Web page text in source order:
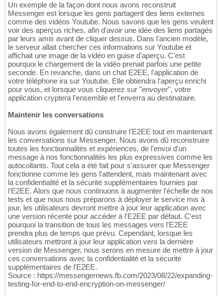
Un exemple de la façon dont nous avons reconstruit
Messenger est lorsque les gens partagent des liens externes
comme des vidéos Youtube. Nous savons que les gens veulent
voir des aperçus riches, afin d'avoir une idée des liens partagés
par leurs amis avant de cliquer dessus. Dans l'ancien modèle,
le serveur allait chercher ces informations sur Youtube et
affichait une image de la vidéo en guise d'aperçu. C'est
pourquoi le chargement de la vidéo prenait parfois une petite
seconde. En revanche, dans un chat E2EE, l'application de
votre téléphone ira sur Youtube. Elle obtiendra l'aperçu enrichi
pour vous, et lorsque vous cliquerez sur "envoyer", votre
application cryptera l'ensemble et l'enverra au destinataire.
Maintenir les conversations
Nous avons également dû construire l'E2EE tout en maintenant
les conversations sur Messenger. Nous avons dû reconstruire
toutes les fonctionnalités et expériences, de l'envoi d'un
message à nos fonctionnalités les plus expressives comme les
autocollants. Tout cela a été fait pour s'assurer que Messenger
fonctionne comme les gens l'attendent, mais maintenant avec
la confidentialité et la sécurité supplémentaires fournies par
l'E2EE. Alors que nous continuons à augmenter l'échelle de nos
tests et que nous nous préparons à déployer le service mis à
jour, les utilisateurs devront mettre à jour leur application avec
une version récente pour accéder à l'E2EE par défaut. C'est
pourquoi la transition de tous les messages vers l'E2EE
prendra plus de temps que prévu. Cependant, lorsque les
utilisateurs mettront à jour leur application vers la dernière
version de Messenger, nous serons en mesure de mettre à jour
ces conversations avec la confidentialité et la sécurité
supplémentaires de l'E2EE.
Source : https://messengernews.fb.com/2023/08/22/expanding-
testing-for-end-to-end-encryption-on-messenger/